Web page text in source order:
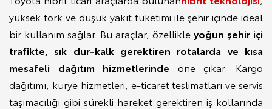
yüksek tork ve düşük yakıt tüketimi ile şehir içinde ideal
bir kullanım sağlar. Bu araçlar, özellikle yoğun şehir içi
trafikte, sık dur-kalk gerektiren rotalarda ve kısa
mesafeli dağıtım hizmetlerinde öne çıkar. Kargo
dağıtımı, kurye hizmetleri, e-ticaret teslimatları ve servis
taşımacılığı gibi sürekli hareket gerektiren iş kollarında